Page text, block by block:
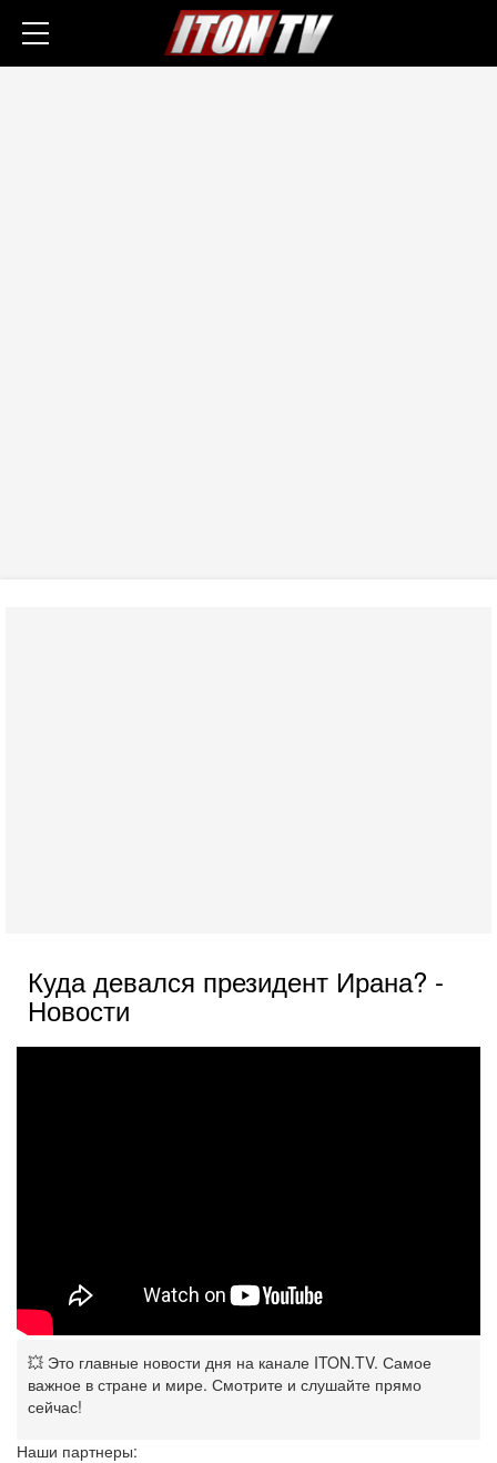
Куда девался президент Ирана? -
Новости
💥 Это главные новости дня на канале ITON.TV. Самое
важное в стране и мире. Смотрите и слушайте прямо
сейчас!
Наши партнеры: